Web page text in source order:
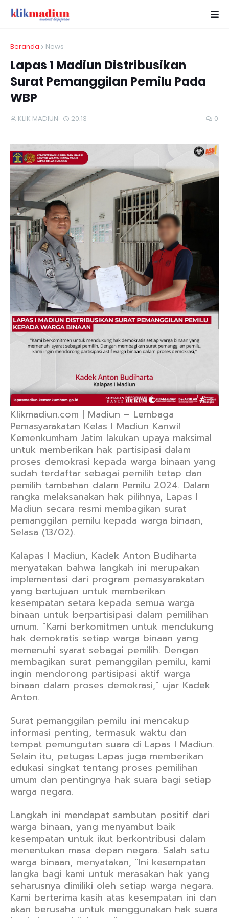
Beranda News
Lapas 1 Madiun Distribusikan
Surat Pemanggilan Pemilu Pada
WBP
KLIK MADIUN 20.13 0
Klikmadiun.com | Madiun – Lembaga
Pemasyarakatan Kelas I Madiun Kanwil
Kemenkumham Jatim lakukan upaya maksimal
untuk memberikan hak partisipasi dalam
proses demokrasi kepada warga binaan yang
sudah terdaftar sebagai pemilih tetap dan
pemilih tambahan dalam Pemilu 2024. Dalam
rangka melaksanakan hak pilihnya, Lapas I
Madiun secara resmi membagikan surat
pemanggilan pemilu kepada warga binaan,
Selasa (13/02).
Kalapas I Madiun, Kadek Anton Budiharta
menyatakan bahwa langkah ini merupakan
implementasi dari program pemasyarakatan
yang bertujuan untuk memberikan
kesempatan setara kepada semua warga
binaan untuk berpartisipasi dalam pemilihan
umum. "Kami berkomitmen untuk mendukung
hak demokratis setiap warga binaan yang
memenuhi syarat sebagai pemilih. Dengan
membagikan surat pemanggilan pemilu, kami
ingin mendorong partisipasi aktif warga
binaan dalam proses demokrasi," ujar Kadek
Anton.
Surat pemanggilan pemilu ini mencakup
informasi penting, termasuk waktu dan
tempat pemungutan suara di Lapas I Madiun.
Selain itu, petugas Lapas juga memberikan
edukasi singkat tentang proses pemilihan
umum dan pentingnya hak suara bagi setiap
warga negara.
Langkah ini mendapat sambutan positif dari
warga binaan, yang menyambut baik
kesempatan untuk ikut berkontribusi dalam
menentukan masa depan negara. Salah satu
warga binaan, menyatakan, "Ini kesempatan
langka bagi kami untuk merasakan hak yang
seharusnya dimiliki oleh setiap warga negara.
Kami berterima kasih atas kesempatan ini dan
akan berusaha untuk menggunakan hak suara